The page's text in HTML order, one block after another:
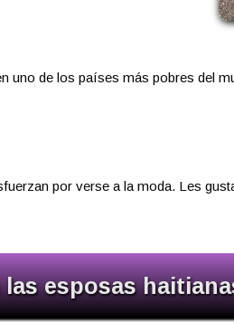
uno de los países más pobres del
por verse a la moda. Les
esposas